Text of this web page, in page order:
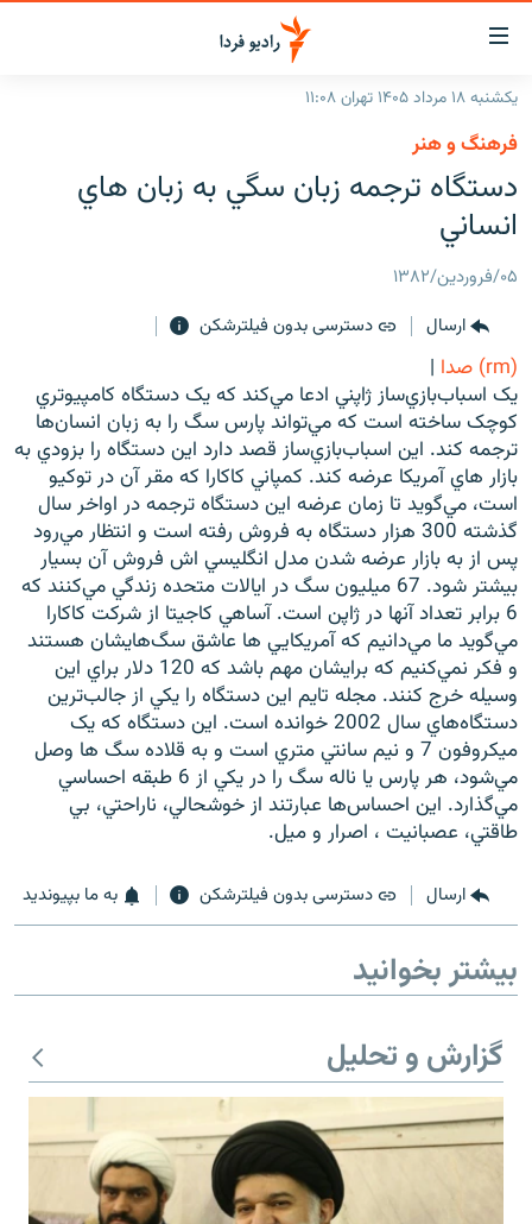
لینک‌های
قابلیت
دسترسی
بازگشت
بازگشت
منوی
اصلی
رفتن
صفحه
جستجو
صفحه اصلی
جهان
برنامه‌های رادیویی
فرکانس‌ها
پادکست
چندرسانه‌ای
گزارش‌های تصویری
گزارش‌های ویدئویی
زنان فردا
English
به ما بپیوندید
زبان‌های دیگر
یکشنبه ۱۸ مرداد ۱۴۰۵ تهران ۱۱:۰۸
فرهنگ و هنر
دستگاه ترجمه زبان سگي به زبان هاي
انساني
۰۵/فروردین/۱۳۸۲
ارسال
دسترسی بدون فیلترشکن
(rm) صدا
|
يک اسباب‌بازي‌ساز ژاپني ادعا مي‌کند که يک دستگاه کامپيوتري
کوچک ساخته است که مي‌تواند پارس سگ را به زبان انسان‌ها
ترجمه کند. این اسباب‌بازي‌ساز قصد دارد اين دستگاه را بزودي به
بازار هاي آمريکا عرضه کند. کمپاني کاکارا که مقر آن در توکيو
است، مي‌گويد تا زمان عرضه اين دستگاه ترجمه در اواخر سال
گذشته 300 هزار دستگاه به فروش رفته است و انتظار مي‌رود
پس از به بازار عرضه شدن مدل انگليسي اش فروش آن بسيار
بيشتر شود. 67 ميليون سگ در ايالات متحده زندگي مي‌کنند که
6 برابر تعداد آنها در ژاپن است. آساهي کاجيتا از شرکت کاکارا
مي‌گويد ما مي‌دانيم که آمريکايي ها عاشق سگ‌هايشان هستند
و فکر نمي‌کنيم که برايشان مهم باشد که 120 دلار براي اين
وسيله خرج کنند. مجله تايم اين دستگاه را يکي از جالب‌ترين
دستگاه‌هاي سال 2002 خوانده است. اين دستگاه که يک
ميکروفون 7 و نيم سانتي متري است و به قلاده سگ ها وصل
مي‌شود، هر پارس يا ناله سگ را در يکي از 6 طبقه احساسي
مي‌گذارد. اين احساس‌ها عبارتند از خوشحالي، ناراحتي، بي
طاقتي، عصبانيت ، اصرار و ميل.
ارسال دسترسی بدون فیلترشکن به ما بپیوندید
بیشتر بخوانید
گزارش و تحلیل